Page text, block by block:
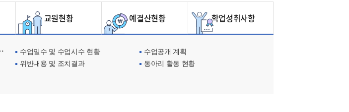
교원현황 예결산현황 학업성취사항
수업일수 및 수업시수 현황
수업공개 계획
위반내용 및 조치결과
동아리 활동 현황